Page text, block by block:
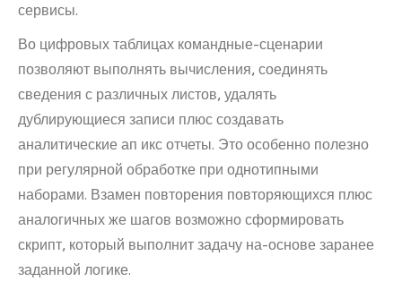
сервисы.
Во цифровых таблицах командные-сценарии
позволяют выполнять вычисления, соединять
сведения с различных листов, удалять
дублирующиеся записи плюс создавать
аналитические ап икс отчеты. Это особенно полезно
при регулярной обработке при однотипными
наборами. Взамен повторения повторяющихся плюс
аналогичных же шагов возможно сформировать
скрипт, который выполнит задачу на-основе заранее
заданной логике.